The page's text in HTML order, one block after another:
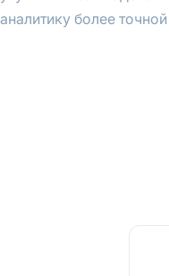
аналитику более